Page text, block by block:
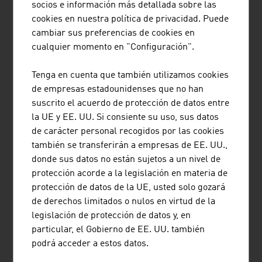
Tecnología Austriaco): conceptos integrados de
vehículos, accionamiento eléctrico, infraestructura de
transporte de construcción ligera, sistemas de
transporte comodal.
componentes de automoción, tecnología de
superficies, telemática de tráfico, robótica.
"Silicon Austria Labs GmbH"
calidad, electrónica, desarrollo de motores,
electromovilidad.
"RISC – Research Institute for Symbolic Computation"
(Centro de Investigación de Computación Simbólica)
aplicaciones de software industriales, diseño virtual
de productos, simulación de procesos de fabricación,
sistemas de control.
"RECENDT – Research Center for Non Destructive
Testing" (Centro de Investigación de Ensayos No
socios e información más detallada sobre las
cookies en nuestra política de privacidad. Puede
cambiar sus preferencias de cookies en
cualquier momento en "Configuración".
Tenga en cuenta que también utilizamos cookies
de empresas estadounidenses que no han
suscrito el acuerdo de protección de datos entre
la UE y EE. UU. Si consiente su uso, sus datos
de carácter personal recogidos por las cookies
también se transferirán a empresas de EE. UU.,
donde sus datos no están sujetos a un nivel de
protección acorde a la legislación en materia de
protección de datos de la UE, usted solo gozará
de derechos limitados o nulos en virtud de la
legislación de protección de datos y, en
particular, el Gobierno de EE. UU. también
podrá acceder a estos datos.